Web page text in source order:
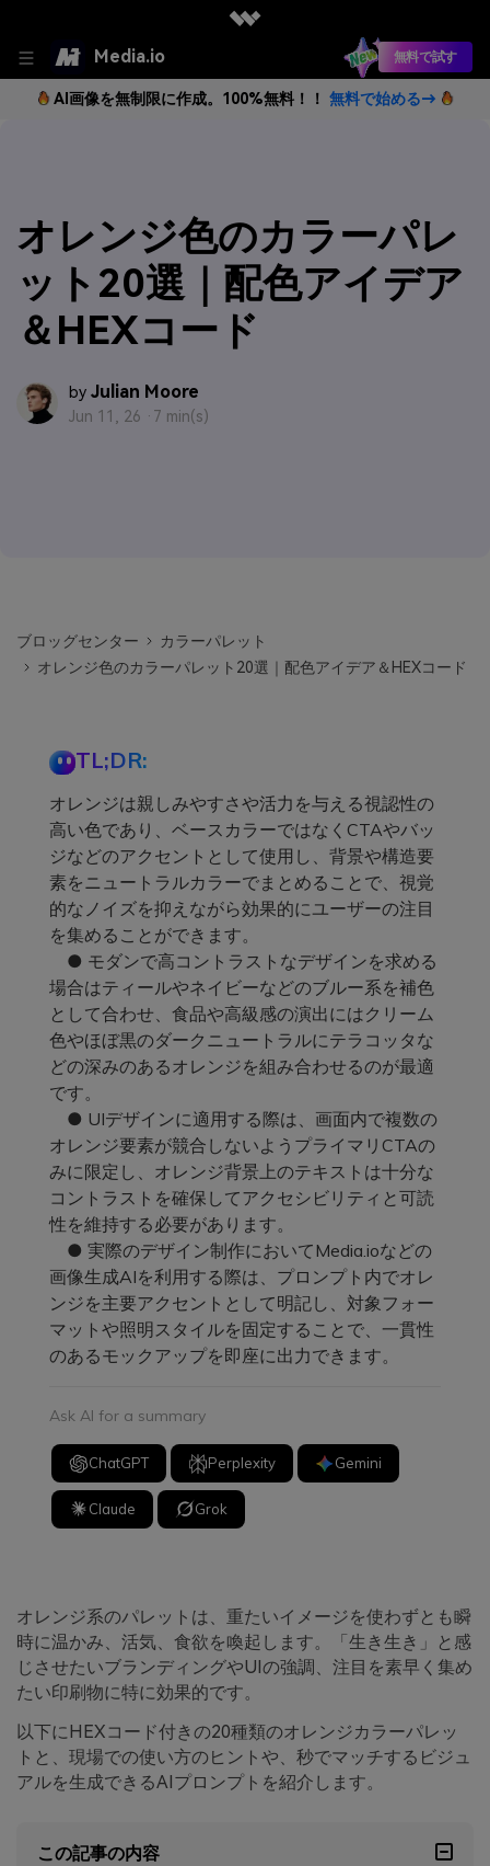
Media.io 無料で試す
AI画像を無制限に作成。100%無料！！ 無料で始める→
オレンジ色のカラーパレ
ット20選｜配色アイデア
＆HEXコード
by Julian Moore
Jun 11, 26 · 7 min(s)
ブロッグセンター
カラーパレット
オレンジ色のカラーパレット20選｜配色アイデア＆HEXコード
TL;DR:
オレンジは親しみやすさや活力を与える視認性の
高い色であり、ベースカラーではなくCTAやバッ
ジなどのアクセントとして使用し、背景や構造要
素をニュートラルカラーでまとめることで、視覚
的なノイズを抑えながら効果的にユーザーの注目
を集めることができます。
● モダンで高コントラストなデザインを求める
場合はティールやネイビーなどのブルー系を補色
として合わせ、食品や高級感の演出にはクリーム
色やほぼ黒のダークニュートラルにテラコッタな
どの深みのあるオレンジを組み合わせるのが最適
です。
● UIデザインに適用する際は、画面内で複数の
オレンジ要素が競合しないようプライマリCTAの
みに限定し、オレンジ背景上のテキストは十分な
コントラストを確保してアクセシビリティと可読
性を維持する必要があります。
● 実際のデザイン制作においてMedia.ioなどの
画像生成AIを利用する際は、プロンプト内でオレ
ンジを主要アクセントとして明記し、対象フォー
マットや照明スタイルを固定することで、一貫性
のあるモックアップを即座に出力できます。
Ask AI for a summary
ChatGPT Perplexity Gemini
Claude Grok
オレンジ系のパレットは、重たいイメージを使わずとも瞬
時に温かみ、活気、食欲を喚起します。「生き生き」と感
じさせたいブランディングやUIの強調、注目を素早く集め
たい印刷物に特に効果的です。
以下にHEXコード付きの20種類のオレンジカラーパレッ
トと、現場での使い方のヒントや、秒でマッチするビジュ
アルを生成できるAIプロンプトを紹介します。
この記事の内容